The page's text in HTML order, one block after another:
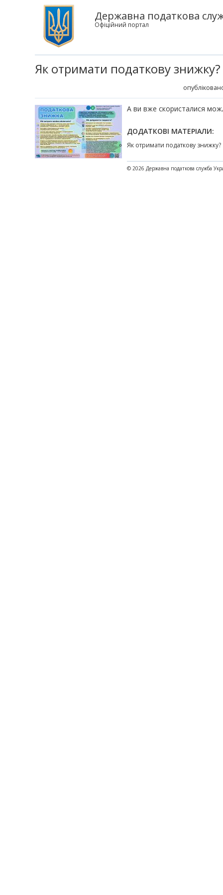
Державна податкова
Офіційний портал
Як отримати податкову знижку?
А ви вже скористалися
ДОДАТКОВІ МАТЕРІАЛИ:
Як отримати податкову знижку?
© 2026 Державна податкова служба